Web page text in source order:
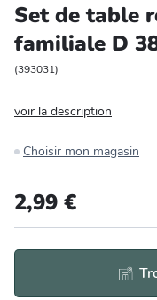
Animalerie
Set de table
familiale D
(393031)
voir la description
Choisir mon magasin
2,99 €